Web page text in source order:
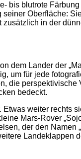
bis blutrote
Oberfläche:
in der
dem Lander der
um für jede
die
bedeckt.
weiter rechts
Mars-Rover
der den